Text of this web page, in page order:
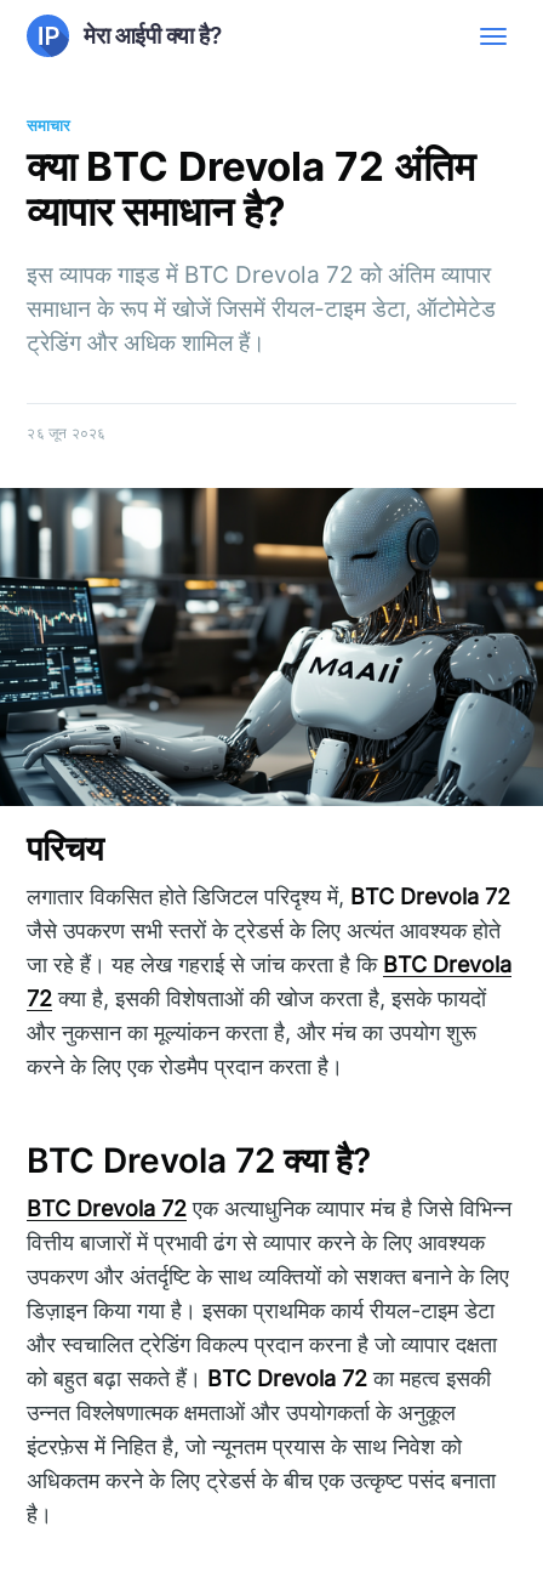
मेरा आईपी क्या है?
समाचार
क्या BTC Drevola 72 अंतिम
व्यापार समाधान है?
इस व्यापक गाइड में BTC Drevola 72 को अंतिम व्यापार
समाधान के रूप में खोजें जिसमें रीयल-टाइम डेटा, ऑटोमेटेड
ट्रेडिंग और अधिक शामिल हैं।
२६ जून २०२६
परिचय
लगातार विकसित होते डिजिटल परिदृश्य में, BTC Drevola 72
जैसे उपकरण सभी स्तरों के ट्रेडर्स के लिए अत्यंत आवश्यक होते
जा रहे हैं। यह लेख गहराई से जांच करता है कि BTC Drevola
72क्या है, इसकी विशेषताओं की खोज करता है, इसके फायदों
और नुकसान का मूल्यांकन करता है, और मंच का उपयोग शुरू
करने के लिए एक रोडमैप प्रदान करता है।
BTC Drevola 72 क्या है?
BTC Drevola 72एक अत्याधुनिक व्यापार मंच है जिसे विभिन्न
वित्तीय बाजारों में प्रभावी ढंग से व्यापार करने के लिए आवश्यक
उपकरण और अंतर्दृष्टि के साथ व्यक्तियों को सशक्त बनाने के लिए
डिज़ाइन किया गया है। इसका प्राथमिक कार्य रीयल-टाइम डेटा
और स्वचालित ट्रेडिंग विकल्प प्रदान करना है जो व्यापार दक्षता
को बहुत बढ़ा सकते हैं। BTC Drevola 72का महत्व इसकी
उन्नत विश्लेषणात्मक क्षमताओं और उपयोगकर्ता के अनुकूल
इंटरफ़ेस में निहित है, जो न्यूनतम प्रयास के साथ निवेश को
अधिकतम करने के लिए ट्रेडर्स के बीच एक उत्कृष्ट पसंद बनाता
है।